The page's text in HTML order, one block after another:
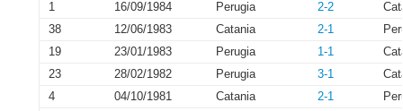
1
16/09/1984 Perugia 2-2
38
12/06/1983 Catania 2-1
19
23/01/1983 Perugia 1-1
23
28/02/1982 Perugia 3-1
4
04/10/1981 Catania 2-1